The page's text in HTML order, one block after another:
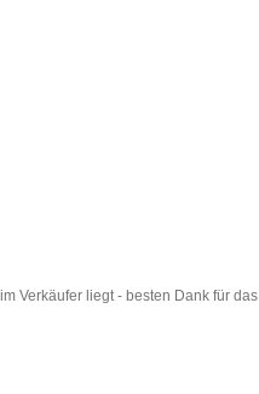
Verkäufer liegt - besten Dank für das